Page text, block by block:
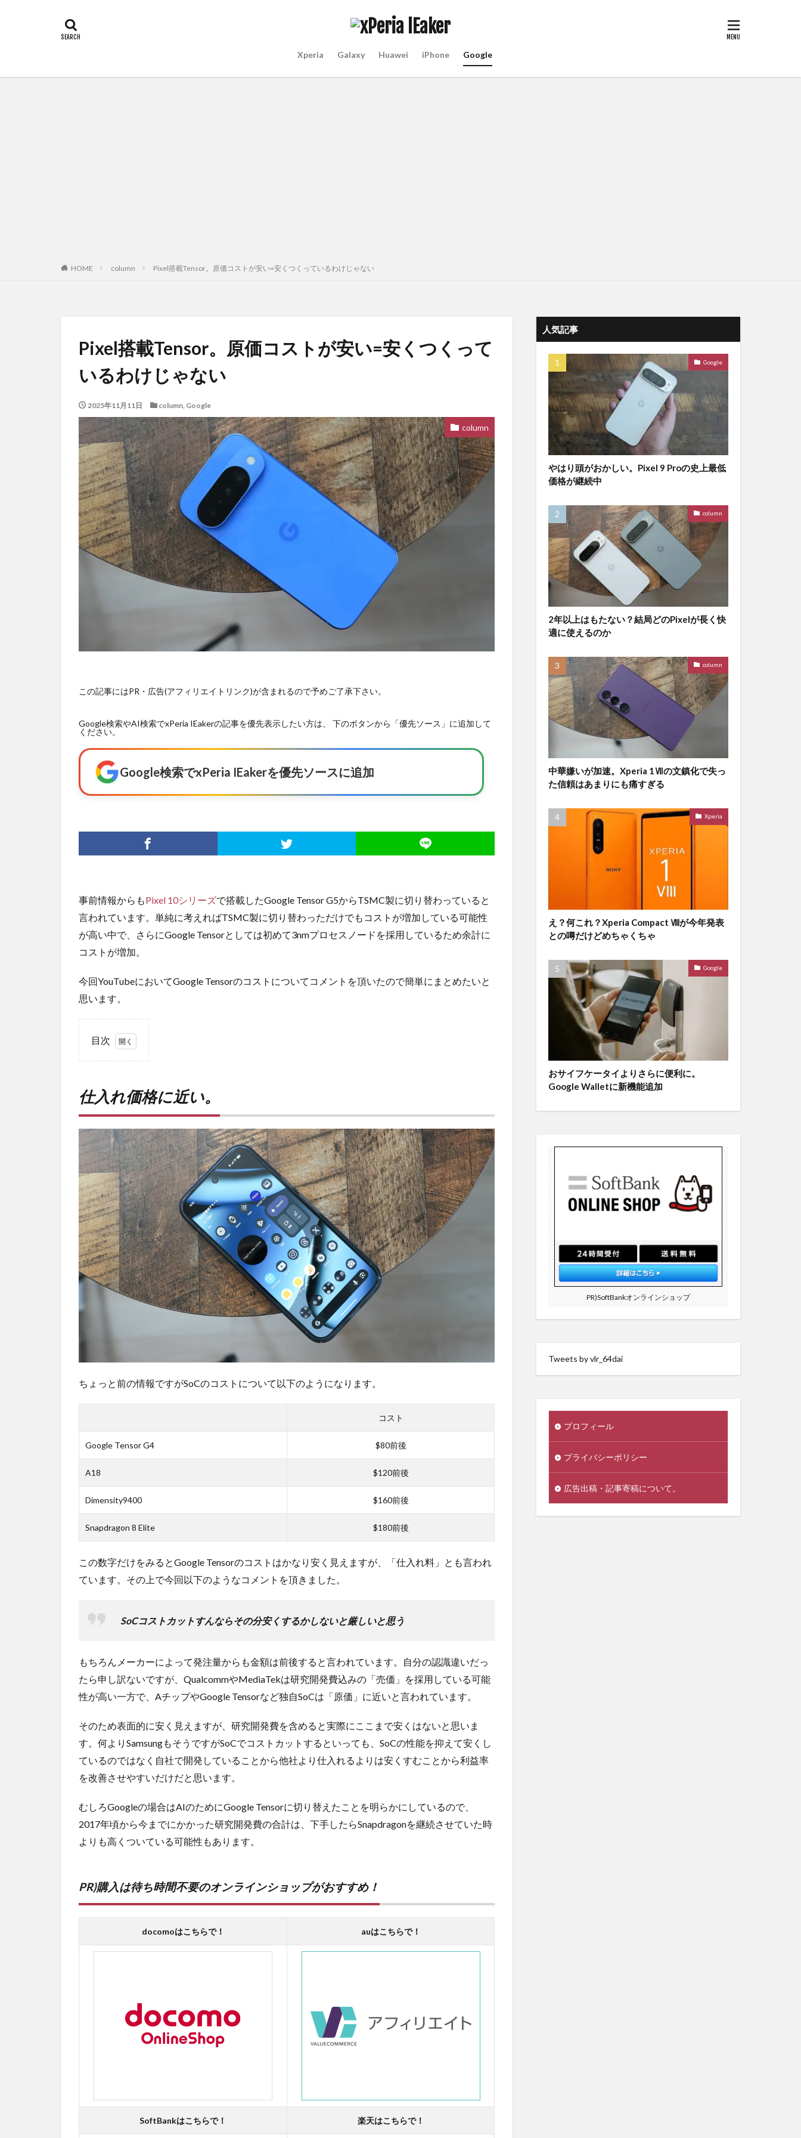
Xperia Galaxy Huawei iPhone Google
HOME column Pixel搭載Tensor。原価コストが安い=安くつくっているわけじゃない
Pixel搭載Tensor。原価コストが安い=安くつくって
いるわけじゃない
2025年11月11日 column, Google
column
この記事にはPR・広告(アフィリエイトリンク)が含まれるので予めご了承下さい。
Google検索やAI検索でxPeria IEakerの記事を優先表示したい方は、 下のボタンから「優先ソース」に追加して
ください。
Google検索でxPeria IEakerを優先ソースに追加
事前情報からもPixel 10シリーズで搭載したGoogle Tensor G5からTSMC製に切り替わっていると
言われています。単純に考えればTSMC製に切り替わっただけでもコストが増加している可能性
が高い中で、さらにGoogle Tensorとしては初めて3nmプロセスノードを採用しているため余計に
コストが増加。
今回YouTubeにおいてGoogle Tensorのコストについてコメントを頂いたので簡単にまとめたいと
思います。
目次
格に
2
PR)
購入
は待
ち時
間不
要の
オン
ライ
ンシ
ョッ
プが
仕入れ価格に近い。
ちょっと前の情報ですがSoCのコストについて以下のようになります。
コスト
Google Tensor G4 $80前後
A18 $120前後
Dimensity9400 $160前後
Snapdragon 8 Elite $180前後
この数字だけをみるとGoogle Tensorのコストはかなり安く見えますが、「仕入れ料」とも言われ
ています。その上で今回以下のようなコメントを頂きました。
SoCコストカットすんならその分安くするかしないと厳しいと思う
もちろんメーカーによって発注量からも金額は前後すると言われています。自分の認識違いだっ
たら申し訳ないですが、QualcommやMediaTekは研究開発費込みの「売価」を採用している可能
性が高い一方で、AチップやGoogle Tensorなど独自SoCは「原価」に近いと言われています。
そのため表面的に安く見えますが、研究開発費を含めると実際にここまで安くはないと思いま
す。何よりSamsungもそうですがSoCでコストカットするといっても、SoCの性能を抑えて安くし
ているのではなく自社で開発していることから他社より仕入れるよりは安くすむことから利益率
を改善させやすいだけだと思います。
むしろGoogleの場合はAIのためにGoogle Tensorに切り替えたことを明らかにしているので、
2017年頃から今までにかかった研究開発費の合計は、下手したらSnapdragonを継続させていた時
よりも高くついている可能性もあります。
PR)購入は待ち時間不要のオンラインショップがおすすめ！
docomoはこちらで！ auはこちらで！
SoftBankはこちらで！ 楽天はこちらで！
人気記事
Google
やはり頭がおかしい。Pixel 9 Proの史上最低
価格が継続中
column
2年以上はもたない？結局どのPixelが長く快
適に使えるのか
column
中華嫌いが加速。Xperia 1Ⅶの文鎮化で失っ
た信頼はあまりにも痛すぎる
Xperia
え？何これ？Xperia Compact Ⅷが今年発表
との噂だけどめちゃくちゃ
Google
おサイフケータイよりさらに便利に。
Google Walletに新機能追加
PR)SoftBankオンラインショップ
Tweets by vlr_64dai
プロフィール
プライバシーポリシー
広告出稿・記事寄稿について。